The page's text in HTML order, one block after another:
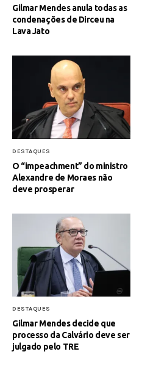
Gilmar Mendes anula todas as
condenações de Dirceu na
Lava Jato
DESTAQUES
O “impeachment” do ministro
Alexandre de Moraes não
deve prosperar
DESTAQUES
Gilmar Mendes decide que
processo da Calvário deve ser
julgado pelo TRE